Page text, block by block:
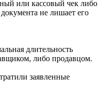
или кассовый чек либо
не лишает его
длительность
либо продавцом.
заявленные